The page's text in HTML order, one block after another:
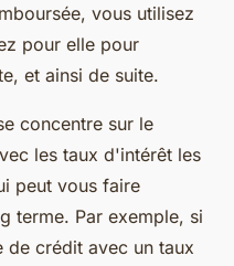
vous utilisez
pour elle pour
et ainsi de suite.
concentre sur le
les taux d'intérêt les
peut vous faire
terme. Par exemple, si
de crédit avec un taux